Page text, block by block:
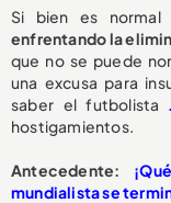
Si bien es normal
enfrentando la
que no se puede
una excusa para
saber el futbolista
hostigamientos.
Antecedente:
mundialista se